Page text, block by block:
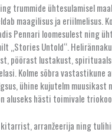
trummide ühtesulamisel
maagilisus ja eriilmelisus.
Pennari loomesulest ning
„Stories Untold“.
pöörast lustakust,
Kolme sõbra vastastikune
ühine kujutelm muusikast
aluseks hästi toimivale
kitarrist, arranžeerija ning